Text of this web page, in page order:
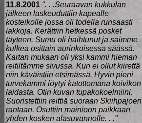
11.8.2001 ". . .Seuraavan kukkulan
jälkeen laskeuduttiin kapealle
kosteikolle jossa oli todella runsaasti
lakkoja. Kerättiin hetkessä posket
täyteen. Sumu oli haihtunut ja saimme
kulkea osittain aurinkoisessa säässä.
Kartan mukaan oli yksi kammi hieman
reitiltämme sivussa. Kun ei ollut kiirettä
niin käväistiin etsimässä. Hyvin pieni
turvekammi löytyi katottomana koivikon
laidasta. Otin kuvan tupakokoelmiini.
Suoristettiin reittiä suoraan Skiihpajoen
rantaan. Osuttiin mainioon paikkaan
yhden kosken alasuvannolle. . ."